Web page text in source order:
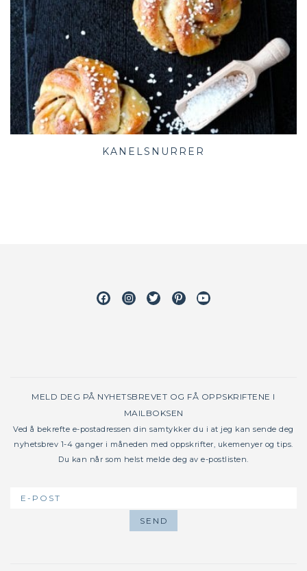
KANELSNURRER
FacebookInstagram
TwitterPinterestYoutube
MELD DEG PÅ NYHETSBREVET OG FÅ OPPSKRIFTENE I
MAILBOKSEN
Ved å bekrefte e-postadressen din samtykker du i at jeg kan sende deg
nyhetsbrev 1-4 ganger i måneden med oppskrifter, ukemenyer og tips.
Du kan når som helst melde deg av e-postlisten.